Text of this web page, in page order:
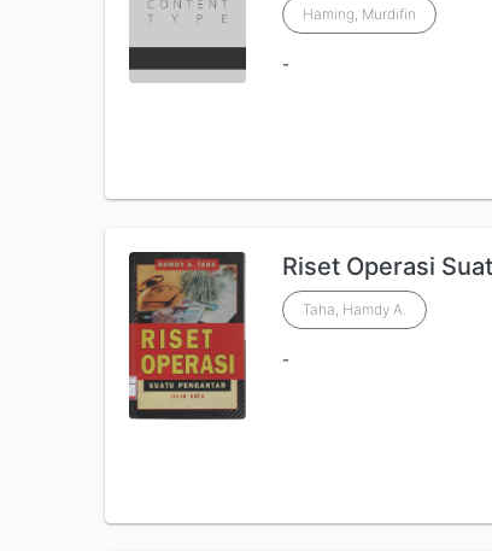
Haming, Murdifin
-
Riset Operasi
Taha, Hamdy A.
-